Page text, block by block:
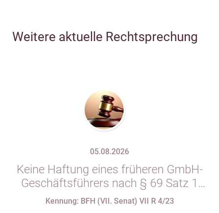
Weitere aktuelle Rechtsprechung
05.08.2026
Keine Haftung eines früheren GmbH-
Geschäftsführers nach § 69 Satz 1
i.V.m. § 34 Abs. 1 AO nach Verlust
Kennung: BFH (VII. Senat) VII R 4/23